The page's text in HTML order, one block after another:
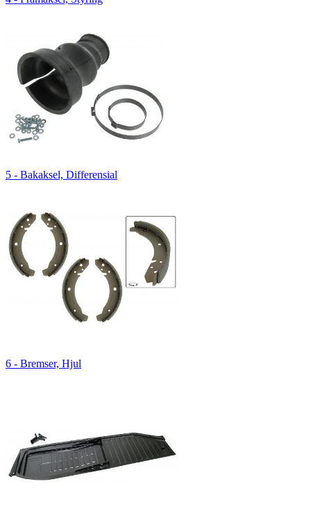
5 - Bakaksel, Differensial
6 - Bremser, Hjul